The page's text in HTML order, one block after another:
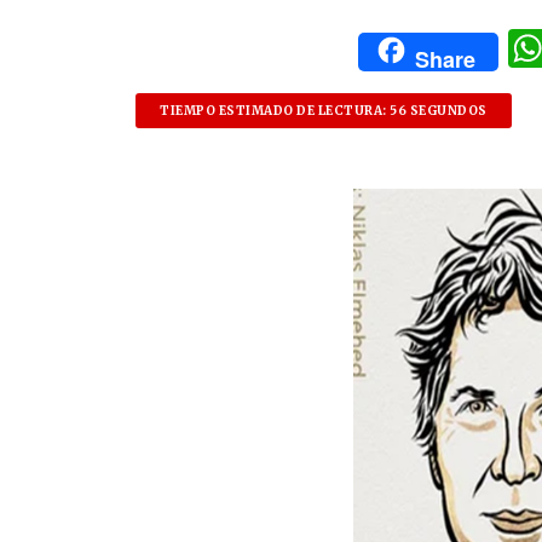
Share
TIEMPO ESTIMADO DE LECTURA: 56 SEGUNDOS